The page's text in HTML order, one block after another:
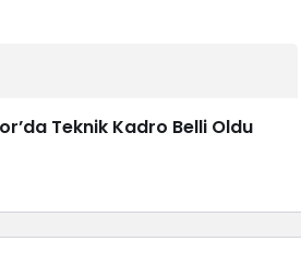
Teknik Kadro Belli Oldu